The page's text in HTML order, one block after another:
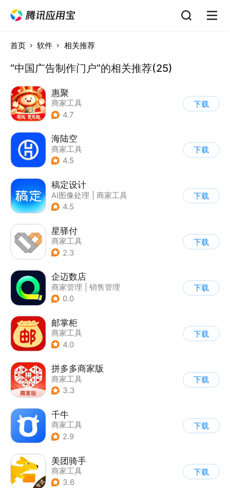
首页 软件 相关推荐
“中国广告制作门户”的相关推荐(25)
惠聚
商家工具
4.7
下载
海陆空
商家工具
4.5
下载
稿定设计
AI图像处理
商家工具
4.5
下载
星驿付
商家工具
2.3
下载
企迈数店
商家管理
销售管理
0.0
下载
邮掌柜
商家工具
4.0
下载
拼多多商家版
商家工具
3.3
下载
千牛
商家工具
2.9
下载
美团骑手
商家工具
3.6
下载